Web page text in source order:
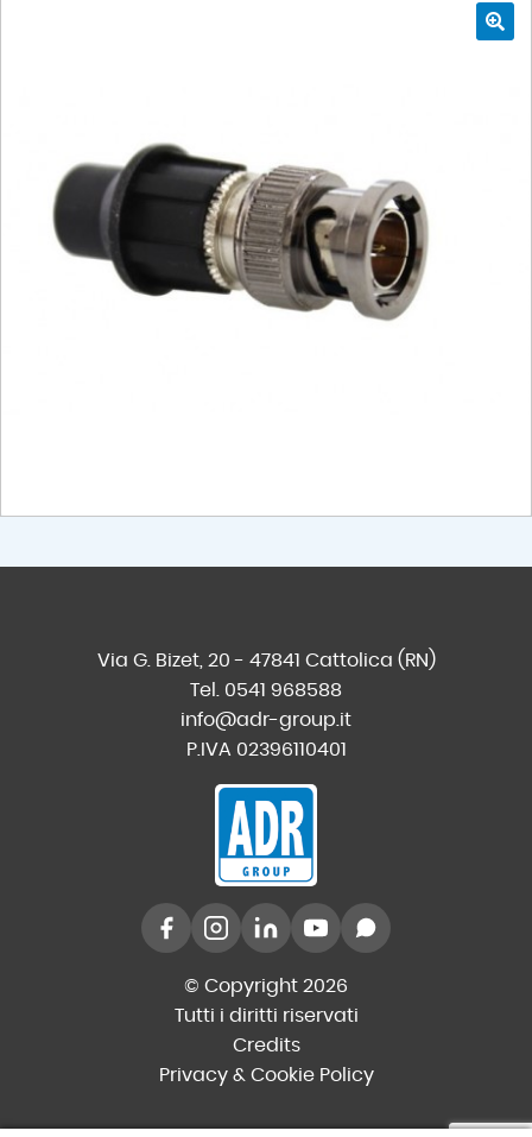
Via G. Bizet, 20 - 47841 Cattolica (RN)
Tel. 0541 968588
info@adr-group.it
P.IVA 02396110401
© Copyright 2026
Tutti i diritti riservati
Credits
Privacy & Cookie Policy